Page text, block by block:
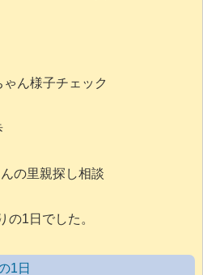
ん様子チェック
の里親探し相談
の1日でした。
1日